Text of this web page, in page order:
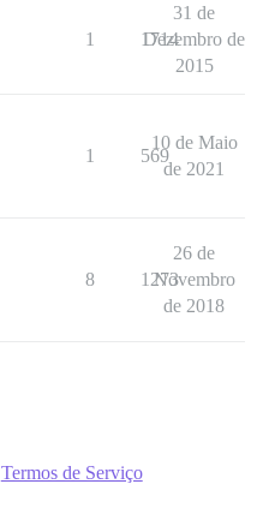
1 1714
31 de
Dezembro de
2015
1 569
10 de Maio
de 2021
8 1273
26 de
Novembro
de 2018
Termos de Serviço